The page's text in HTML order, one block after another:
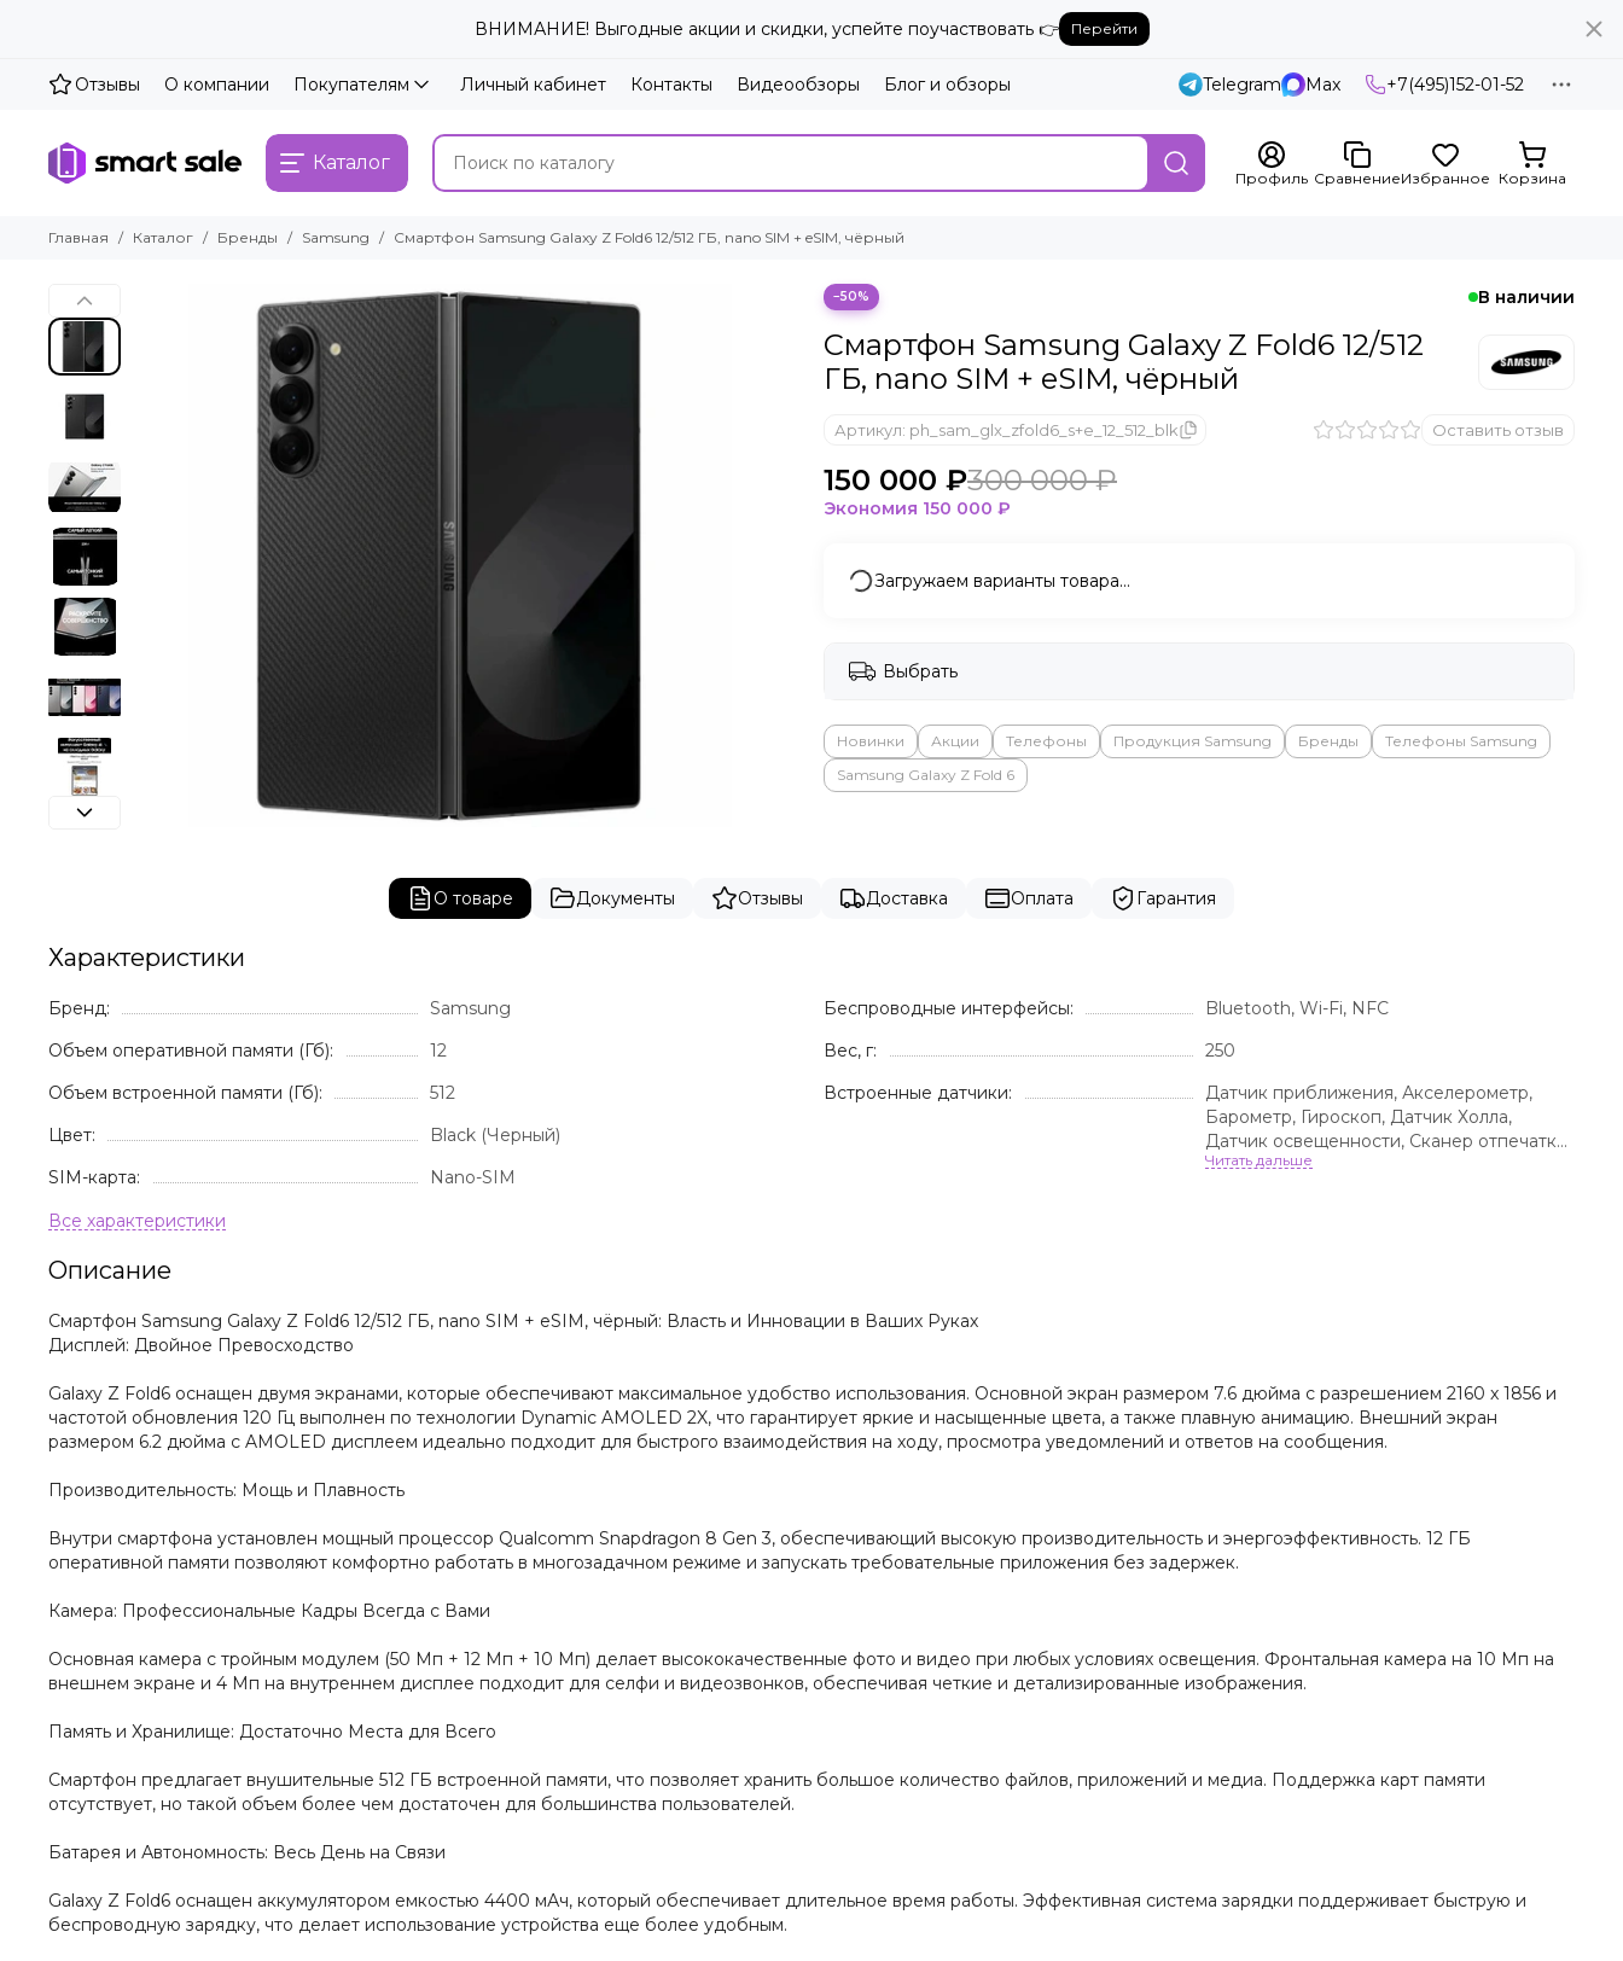
ВНИМАНИЕ! Выгодные акции и скидки, успейте поучаствовать 👉 Перейти
Отзывы О компании Покупателям Личный кабинет Контакты Видеообзоры Блог и обзоры Telegram Max +7(495)152-01-52
Каталог
Профиль СравнениеИзбранное Корзина
Главная Каталог Бренды Samsung Смартфон Samsung Galaxy Z Fold6 12/512 ГБ, nano SIM + eSIM, чёрный
−50% В наличии
Смартфон Samsung Galaxy Z Fold6 12/512
ГБ, nano SIM + eSIM, чёрный
Артикул: ph_sam_glx_zfold6_s+e_12_512_blk Оставить отзыв
150 000 ₽300 000 ₽
Экономия 150 000 ₽
Загружаем варианты товара…
Выбрать
Новинки Акции Телефоны Продукция Samsung Бренды
Телефоны Samsung
Samsung Galaxy Z Fold 6
О товаре Документы Отзывы Доставка Оплата Гарантия
Характеристики
Бренд:
Samsung
Объем оперативной памяти (Гб):
12
Объем встроенной памяти (Гб):
512
Цвет:
Black (Черный)
SIM-карта:
Nano-SIM
Беспроводные интерфейсы:
Bluetooth, Wi-Fi, NFC
Вес, г:
250
Встроенные датчики:
Датчик приближения, Акселерометр,
Барометр, Гироскоп, Датчик Холла,
Датчик освещенности, Сканер отпечатка
пальца, Компас
Описание
Смартфон Samsung Galaxy Z Fold6 12/512 ГБ, nano SIM + eSIM, чёрный: Власть и Инновации в Ваших Руках
Дисплей: Двойное Превосходство
Galaxy Z Fold6 оснащен двумя экранами, которые обеспечивают максимальное удобство использования. Основной экран размером 7.6 дюйма с разрешением 2160 x 1856 и
частотой обновления 120 Гц выполнен по технологии Dynamic AMOLED 2X, что гарантирует яркие и насыщенные цвета, а также плавную анимацию. Внешний экран
размером 6.2 дюйма с AMOLED дисплеем идеально подходит для быстрого взаимодействия на ходу, просмотра уведомлений и ответов на сообщения.
Производительность: Мощь и Плавность
Внутри смартфона установлен мощный процессор Qualcomm Snapdragon 8 Gen 3, обеспечивающий высокую производительность и энергоэффективность. 12 ГБ
оперативной памяти позволяют комфортно работать в многозадачном режиме и запускать требовательные приложения без задержек.
Камера: Профессиональные Кадры Всегда с Вами
Основная камера с тройным модулем (50 Мп + 12 Мп + 10 Мп) делает высококачественные фото и видео при любых условиях освещения. Фронтальная камера на 10 Мп на
внешнем экране и 4 Мп на внутреннем дисплее подходит для селфи и видеозвонков, обеспечивая четкие и детализированные изображения.
Память и Хранилище: Достаточно Места для Всего
Смартфон предлагает внушительные 512 ГБ встроенной памяти, что позволяет хранить большое количество файлов, приложений и медиа. Поддержка карт памяти
отсутствует, но такой объем более чем достаточен для большинства пользователей.
Батарея и Автономность: Весь День на Связи
Galaxy Z Fold6 оснащен аккумулятором емкостью 4400 мАч, который обеспечивает длительное время работы. Эффективная система зарядки поддерживает быструю и
беспроводную зарядку, что делает использование устройства еще более удобным.